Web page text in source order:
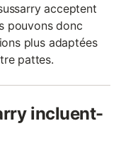
acceptent
pouvons donc
plus adaptées
pattes.
incluent-